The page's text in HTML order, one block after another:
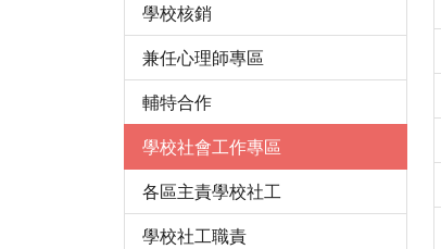
學校核銷
兼任心理師專區
輔特合作
學校社會工作專區
各區主責學校社工
學校社工職責